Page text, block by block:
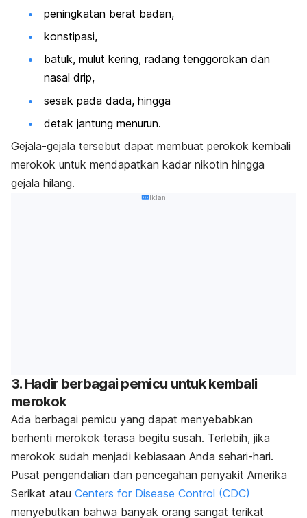
peningkatan berat badan,
konstipasi,
batuk, mulut kering, radang tenggorokan dan
nasal drip,
sesak pada dada, hingga
detak jantung menurun.
Gejala-gejala tersebut dapat membuat perokok kembali
merokok untuk mendapatkan kadar nikotin hingga
gejala hilang.
Iklan
3. Hadir berbagai pemicu untuk kembali
merokok
Ada berbagai pemicu yang dapat menyebabkan
berhenti merokok terasa begitu susah. Terlebih, jika
merokok sudah menjadi kebiasaan Anda sehari-hari.
Pusat pengendalian dan pencegahan penyakit Amerika
Serikat atau Centers for Disease Control (CDC)
menyebutkan bahwa banyak orang sangat terikat